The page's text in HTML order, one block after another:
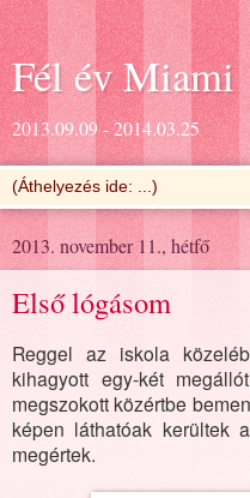
Fél év Miami
2013.09.09 - 2014.03.25
2013. november 11., hétfő
Első lógásom
Reggel az iskola
kihagyott egy-két
megszokott közértbe
képen láthatóak kerültek
megértek.